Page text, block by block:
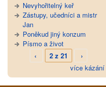
Nevyhořitelný keř
Zástupy, učedníci a mistr
Jan
Poněkud jiný konzum
Písmo a život
‹
2 z 21
›
více kázání